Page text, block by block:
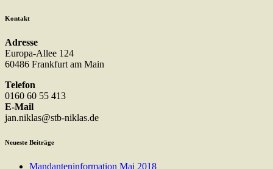
Kontakt
Adresse
Europa-Allee 124
60486 Frankfurt am Main
Telefon
0160 60 55 413
E-Mail
jan.niklas@stb-niklas.de
Neueste Beiträge
Mandanteninformation Mai 2018